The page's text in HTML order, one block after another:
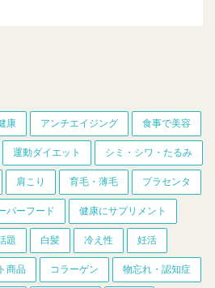
康 アンチエイジング 食事で美容
運動ダイエット シミ・シワ・たるみ
肩こり 育毛・薄毛 プラセンタ
パーフード 健康にサプリメント
題 白髪 冷え性 妊活
商品 コラーゲン 物忘れ・認知症